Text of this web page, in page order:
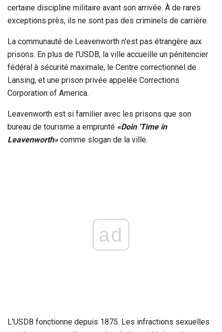
certaine discipline militaire avant son arrivée. À de rares
exceptions près, ils ne sont pas des criminels de carrière.
La communauté de Leavenworth n'est pas étrangère aux
prisons. En plus de l'USDB, la ville accueille un pénitencier
fédéral à sécurité maximale, le Centre correctionnel de
Lansing, et une prison privée appelée Corrections
Corporation of America.
Leavenworth est si familier avec les prisons que son
bureau de tourisme a emprunté «Doin 'Time in
Leavenworth»comme slogan de la ville.
ad
L'USDB fonctionne depuis 1875. Les infractions sexuelles